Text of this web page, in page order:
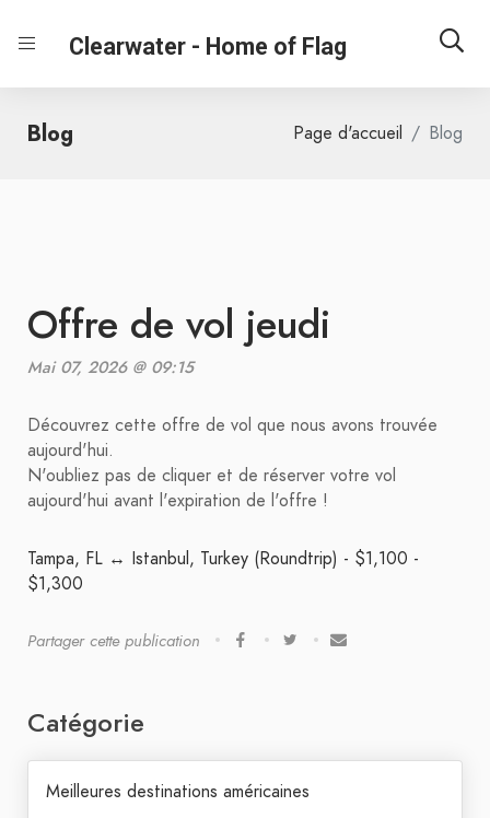
Clearwater - Home of Flag
Blog Page d'accueil Blog
Offre de vol jeudi
Mai 07, 2026 @ 09:15
Découvrez cette offre de vol que nous avons trouvée
aujourd'hui.
N'oubliez pas de cliquer et de réserver votre vol
aujourd'hui avant l'expiration de l'offre !
Tampa, FL ↔ Istanbul, Turkey (Roundtrip) - $1,100 -
$1,300
Partager cette publication
Catégorie
Meilleures destinations américaines